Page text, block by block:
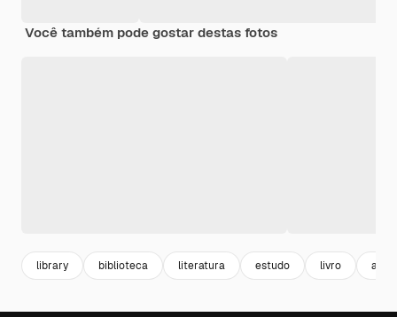
Você também pode gostar destas fotos
library biblioteca literatura estudo livro